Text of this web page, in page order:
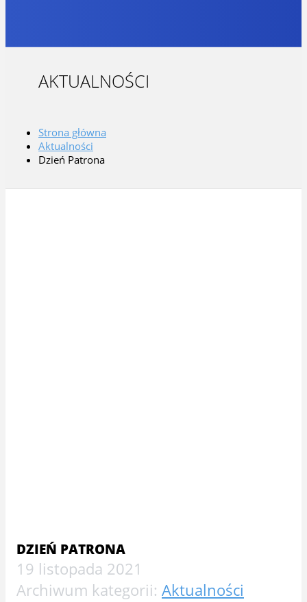
AKTUALNOŚCI
Strona główna
Aktualności
Dzień Patrona
DZIEŃ PATRONA
19 listopada 2021
Archiwum kategorii: Aktualności